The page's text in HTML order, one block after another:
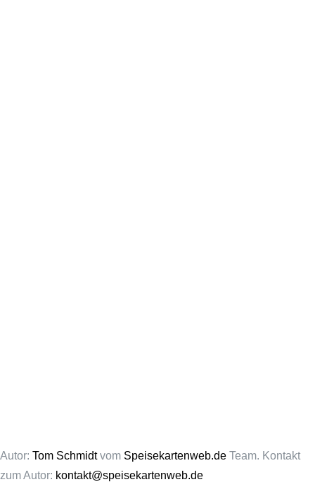
Autor: Tom Schmidtvom Speisekartenweb.de Team. Kontakt
zum Autor: kontakt@speisekartenweb.de